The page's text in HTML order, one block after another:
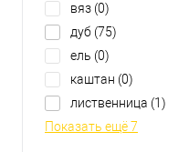
вяз (0)
дуб (75)
ель (0)
каштан (0)
лиственница (1)
Показать ещё 7